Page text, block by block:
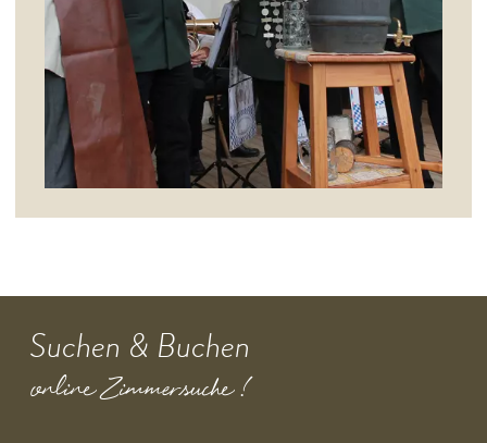
Suchen & Buchen
online Zimmersuche !